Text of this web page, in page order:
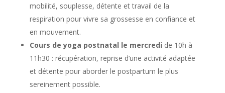
mobilité, souplesse, détente et travail de la
respiration pour vivre sa grossesse en confiance et
en mouvement.
Cours de yoga postnatal le mercredi de 10h à
11h30 : récupération, reprise d’une activité adaptée
et détente pour aborder le postpartum le plus
sereinement possible.